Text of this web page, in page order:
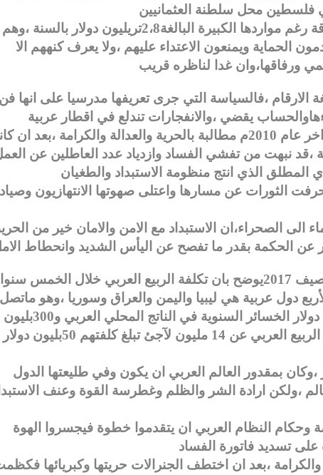
لاتزال الدول العربية دول هشة وضعيفة ومتفرقة رغم مواردها الكبيرة البالغة2،8تريليون دولار بالسنة ،وهم
ويمنعون الاعتداء عليهم ،ولا يعرف كنههم الا
،فالسياسة التي جرى تعريفها مدرسيا على انها
حملت انتفاضات الربيع العربي التي اندلعت اواخر عام 2010م مطالبة بالحرية والعدالة والكرامة ،بعد
،قد نبهت من تفشي الفساد وازدياد عدد العاطلين عن
الثورات عن مسارها واعتلى صهوتها الانتهازيون
الى الصحراء،ان الاستبداد مع الامن والامان خير من
أصدر المنتدى الاستراتيجي العربي تقريرا في صيف 2017يوضح بان تكلفة الربيع العربي خلال الخمس
دول عربية هي ليبيا واليمن والعراق وسوريا ،وهو
تكلفته الى 900بليون دولار فضلا عن 640بليون دولار الخسائر السنوية في الناتج المحلي العربي و300بليون
انفقت لاجهاض الثورات،وفي موازاة ذلك أثمر الربيع العربي عن 14 مليون لآجئ تبلغ كلفتهم 50بليون دولار
مذهلة تتعدى 2تريليون دولار ،وكان بمقدور العالم العربي ان يكون وفي طليعتها الدول
،ولكن ارادة الشر والظلم وغطرسة القوة وعنف
وحكام النظام العربي ان يتقدموا خطوة فيجسروا الهوة
والكرامة ،بعد ان اختطف الجنرالات حريتها وكبريائها